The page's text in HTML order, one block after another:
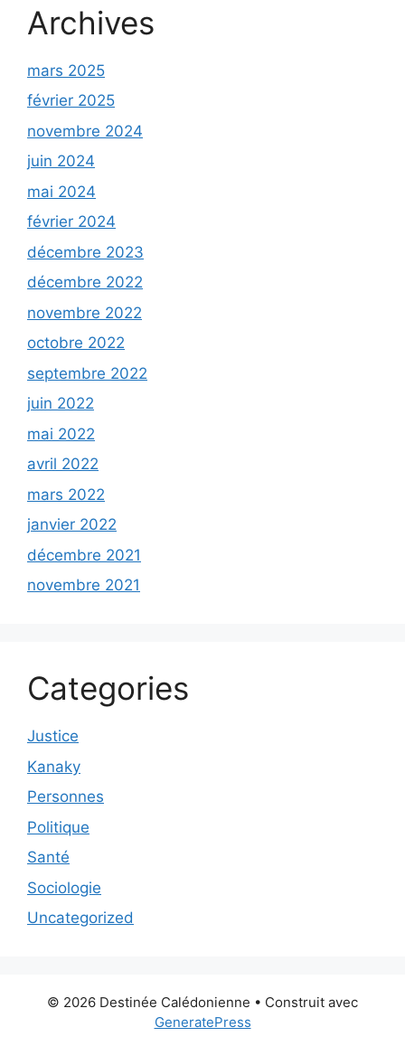
Archives
mars 2025
février 2025
novembre 2024
juin 2024
mai 2024
février 2024
décembre 2023
décembre 2022
novembre 2022
octobre 2022
septembre 2022
juin 2022
mai 2022
avril 2022
mars 2022
janvier 2022
décembre 2021
novembre 2021
Categories
Justice
Kanaky
Personnes
Politique
Santé
Sociologie
Uncategorized
© 2026 Destinée Calédonienne • Construit avec
GeneratePress